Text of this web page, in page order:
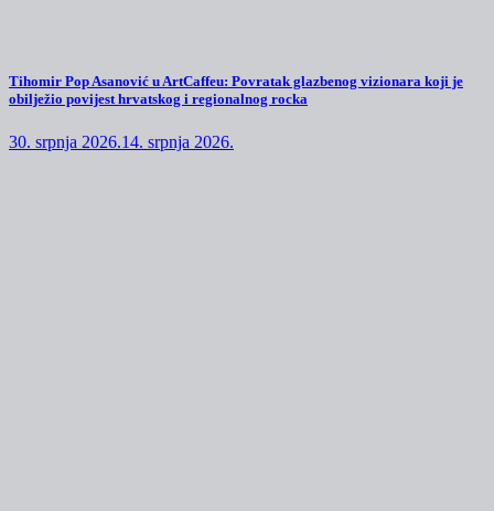
Tihomir Pop Asanović u ArtCaffeu: Povratak glazbenog vizionara koji je
obilježio povijest hrvatskog i regionalnog rocka
30. srpnja 2026.14. srpnja 2026.